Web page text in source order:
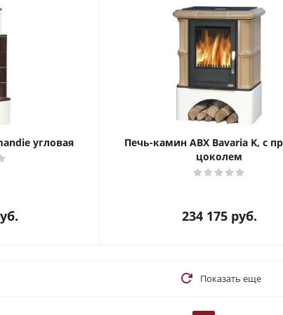
угловая
Печь-камин ABX Bavaria K, с
цоколем
234 175руб.
Показать еще